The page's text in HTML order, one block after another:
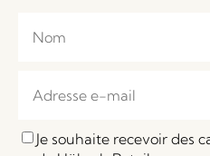
Je souhaite recevoir des